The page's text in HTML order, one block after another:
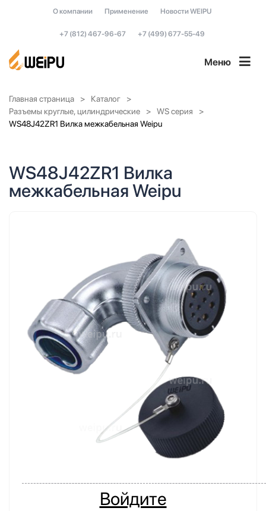
О компании Применение Новости WEIPU
+7 (812) 467-96-67 +7 (499) 677-55-49
Меню
Главная страница
Каталог
Разъемы круглые, цилиндрические
WS серия
WS48J42ZR1 Вилка межкабельная Weipu
WS48J42ZR1 Вилка
межкабельная Weipu
Войдите